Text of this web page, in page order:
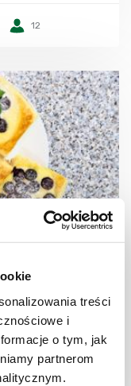
treści
i
o tym, jak
partnerom
12
+ film